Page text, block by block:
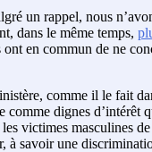
un rappel, nous
dans le même temps,
ont en commun de ne
comme il le fait
comme dignes d’intérêt
victimes masculines
à savoir une